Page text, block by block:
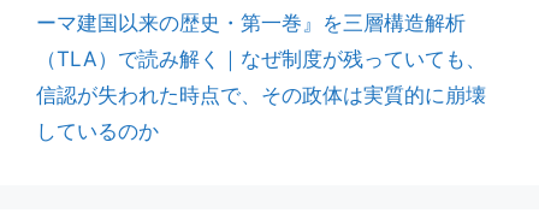
ーマ建国以来の歴史・第一巻』を三層構造解析
（TLA）で読み解く｜なぜ制度が残っていても、
信認が失われた時点で、その政体は実質的に崩壊
しているのか